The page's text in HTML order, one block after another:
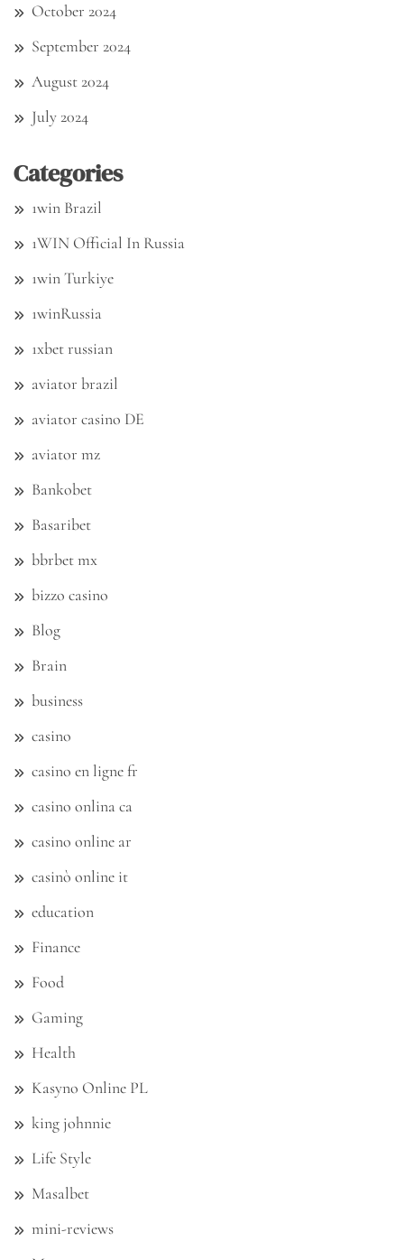
October 2024
September 2024
August 2024
July 2024
Categories
1win Brazil
1WIN Official In Russia
1win Turkiye
1winRussia
1xbet russian
aviator brazil
aviator casino DE
aviator mz
Bankobet
Basaribet
bbrbet mx
bizzo casino
Blog
Brain
business
casino
casino en ligne fr
casino onlina ca
casino online ar
casinò online it
education
Finance
Food
Gaming
Health
Kasyno Online PL
king johnnie
Life Style
Masalbet
mini-reviews